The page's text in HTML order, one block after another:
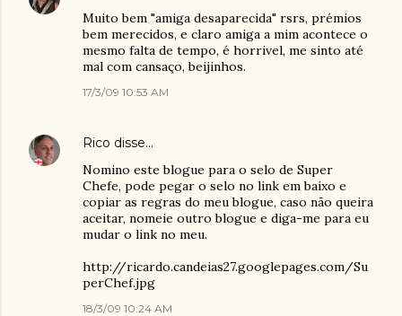
Muito bem "amiga desaparecida" rsrs, prémios
bem merecidos, e claro amiga a mim acontece o
mesmo falta de tempo, é horrivel, me sinto até
mal com cansaço, beijinhos.
17/3/09 10:53 AM
Rico disse…
Nomino este blogue para o selo de Super
Chefe, pode pegar o selo no link em baixo e
copiar as regras do meu blogue, caso não queira
aceitar, nomeie outro blogue e diga-me para eu
mudar o link no meu.
http://ricardo.candeias27.googlepages.com/Su
perChef.jpg
18/3/09 10:24 AM